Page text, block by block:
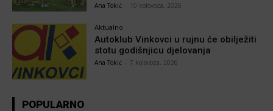
Ana Tokić 10 kolovoza, 2026
Aktualno
Autoklub Vinkovci u rujnu će obilježiti
stotu godišnjicu djelovanja
Ana Tokić 7 kolovoza, 2026
POPULARNO